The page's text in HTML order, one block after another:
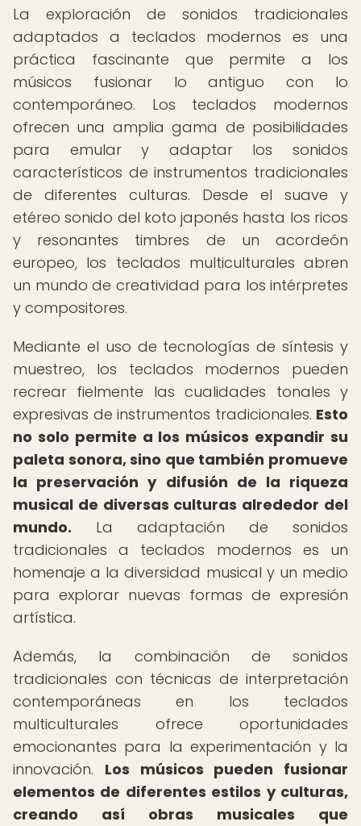
La exploración de sonidos tradicionales
adaptados a teclados modernos es una
práctica fascinante que permite a los
músicos fusionar lo antiguo con lo
contemporáneo. Los teclados modernos
ofrecen una amplia gama de posibilidades
para emular y adaptar los sonidos
característicos de instrumentos tradicionales
de diferentes culturas. Desde el suave y
etéreo sonido del koto japonés hasta los ricos
y resonantes timbres de un acordeón
europeo, los teclados multiculturales abren
un mundo de creatividad para los intérpretes
y compositores.
Mediante el uso de tecnologías de síntesis y
muestreo, los teclados modernos pueden
recrear fielmente las cualidades tonales y
expresivas de instrumentos tradicionales. Esto
no solo permite a los músicos expandir su
paleta sonora, sino que también promueve
la preservación y difusión de la riqueza
musical de diversas culturas alrededor del
mundo. La adaptación de sonidos
tradicionales a teclados modernos es un
homenaje a la diversidad musical y un medio
para explorar nuevas formas de expresión
artística.
Además, la combinación de sonidos
tradicionales con técnicas de interpretación
contemporáneas en los teclados
multiculturales ofrece oportunidades
emocionantes para la experimentación y la
innovación. Los músicos pueden fusionar
elementos de diferentes estilos y culturas,
creando así obras musicales que